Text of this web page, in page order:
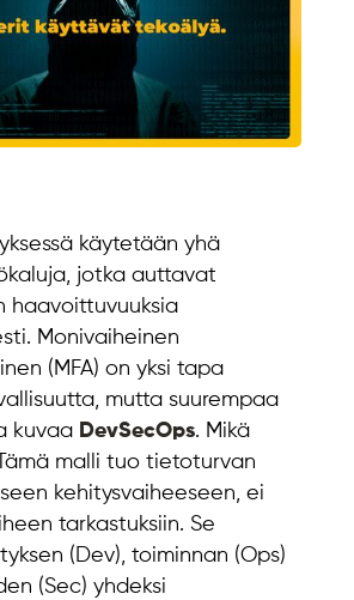
käytetään yhä
jotka auttavat
haavoittuvuuksia
Monivaiheinen
(MFA) on yksi tapa
mutta suurempaa
kuvaa DevSecOps. Mikä
malli tuo tietoturvan
kehitysvaiheeseen, ei
tarkastuksiin. Se
(Dev), toiminnan (Ops)
(Sec) yhdeksi